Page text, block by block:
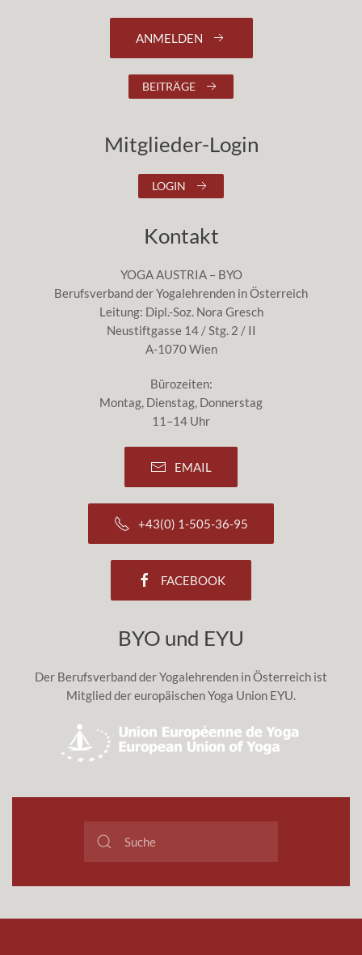
ANMELDEN
BEITRÄGE
Mitglieder-Login
LOGIN
Kontakt
YOGA AUSTRIA – BYO
Berufsverband der Yogalehrenden in Österreich
Leitung: Dipl.-Soz. Nora Gresch
Neustiftgasse 14 / Stg. 2 / II
A-1070 Wien
Bürozeiten:
Montag, Dienstag, Donnerstag
11–14 Uhr
EMAIL
+43(0) 1-505-36-95
FACEBOOK
BYO und EYU
Der Berufsverband der Yogalehrenden in Österreich ist
Mitglied der europäischen Yoga Union EYU.